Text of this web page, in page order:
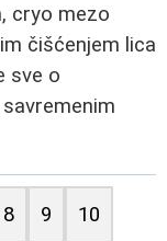
cryo mezo
čišćenjem lica
sve o
8 9 10